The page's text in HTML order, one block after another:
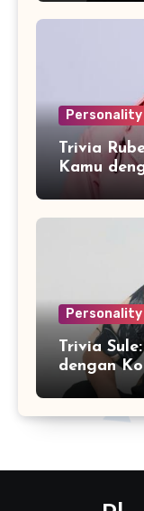
Personality
Trivia
Kamu
Serbabisa?
Personality
Trivia
dengan
Indonesia?